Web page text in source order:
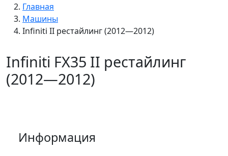
Главная
Машины
Infiniti II рестайлинг (2012—2012)
Infiniti FX35 II рестайлинг
(2012—2012)
Информация